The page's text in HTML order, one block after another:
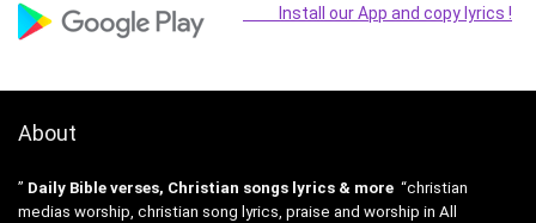
Install our App and copy lyrics !
About
” Daily Bible verses, Christian songs lyrics & more “christian
medias worship, christian song lyrics, praise and worship in All